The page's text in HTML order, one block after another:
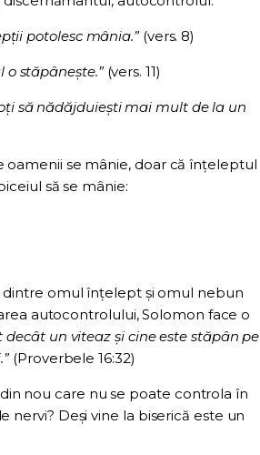
potolesc mânia.”(vers. 8)
stăpâneşte.”(vers. 11)
să nădăjduieşti mai mult de la un
se mânie, doar că înțeleptul
să se mânie:
omul înțelept și omul nebun
autocontrolului, Solomon face o
un viteaz şi cine este stăpân pe
(Proverbele 16:32)
nou care nu se poate controla în
nervi? Deși vine la biserică este un